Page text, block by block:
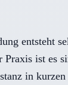
entsteht
Praxis ist es
in